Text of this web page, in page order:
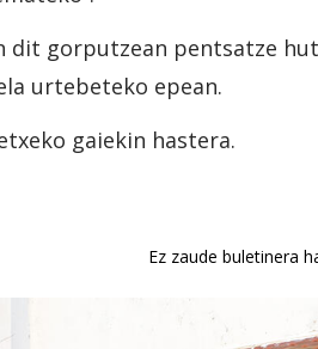
dit gorputzean pentsatze
urtebeteko epean.
gaiekin hastera.
Ez zaude buletinera